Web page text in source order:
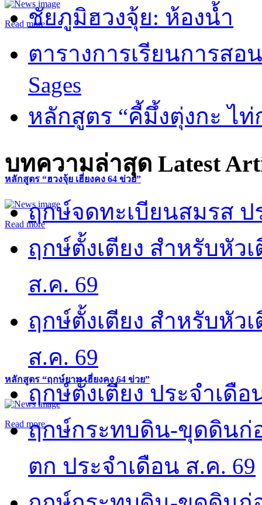
Read more
หลักสูตร “ฮวงจุ้ย เฮี่ยงคง 64 ข่วย”
Read more
หลักสูตร “ฤกษ์ยาม เฮี่ยงคง 64 ข่วย”
Read more
ชัยภูมิฮวงจุ้ย: ห้องน้ำ
ตารางการเรียนการส
Sages
หลักสูตร “คี้มึ้งตุ่งกะ ไ
บทความล่าสุด Latest
ฤกษ์จดทะเบียนสมรส ป
ฤกษ์ตั้งเตียง สำหรับหัว
ส.ค. 69
ฤกษ์ตั้งเตียง สำหรับหัว
ส.ค. 69
ฤกษ์ตั้งเตียง ประจำเดือ
ฤกษ์กระทบดิน-ขุดดินก่
ตก ประจำเดือน ส.ค. 69